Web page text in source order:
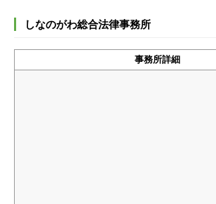
しなのがわ総合法律事務所
事務所詳細